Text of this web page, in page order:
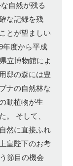
自然が残る
な記録を残
とが望ましい
年度から平成
立博物館によ
邸の森には豊
ナの自然林な
動植物が生
。
そして、
然に直接ふれ
皇陛下のお考
節目の機会